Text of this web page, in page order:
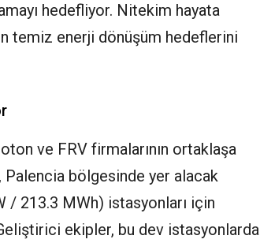
hedefliyor. Nitekim hayata
temiz enerji dönüşüm hedeflerini
ve FRV firmalarının ortaklaşa
bölgesinde yer alacak
/ 213.3 MWh) istasyonları için
ekipler, bu dev istasyonlarda